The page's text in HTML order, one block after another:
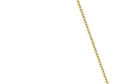
Bijuterii argint placat cu aur
Bijuterii argint cu diverse
Bijuterii de Lux
Bijuterii gotice si rock
Bijuterii Handmade